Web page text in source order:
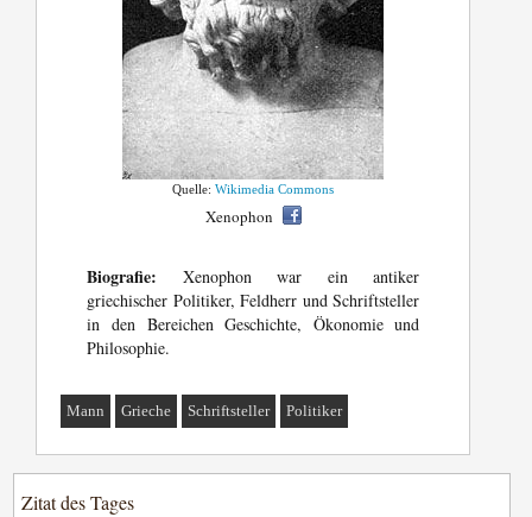
Quelle:Wikimedia Commons
Xenophon
Biografie: Xenophon war ein antiker
griechischer Politiker, Feldherr und Schriftsteller
in den Bereichen Geschichte, Ökonomie und
Philosophie.
Mann Grieche Schriftsteller Politiker
Zitat des Tages